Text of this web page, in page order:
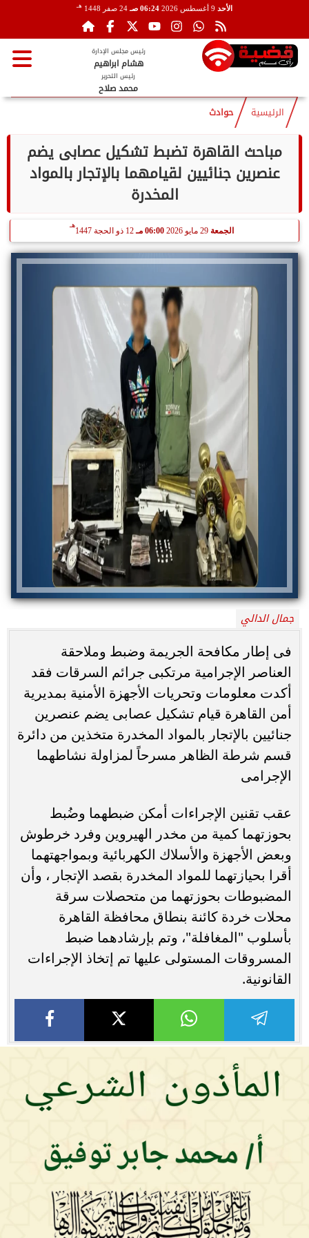
الأحد 06:24 صـ 24 صفر 1448 هـ
رئيس مجلس الإدارة
هشام ابراهيم
رئيس التحرير
محمد صلاح
الرئيسية حوادث
مباحث القاهرة تضبط تشكيل عصابى يضم
عنصرين جنائيين لقيامهما بالإتجار بالمواد
المخدرة
الجمعة 06:00 مـ 12 ذو الحجة 1447
هـ
جمال الدالي
فى إطار مكافحة الجريمة وضبط وملاحقة
العناصر الإجرامية مرتكبى جرائم السرقات فقد
أكدت معلومات وتحريات الأجهزة الأمنية بمديرية
أمن القاهرة قيام تشكيل عصابى يضم عنصرين
جنائيين بالإتجار بالمواد المخدرة متخذين من دائرة
قسم شرطة الظاهر مسرحاً لمزاولة نشاطهما
الإجرامى
عقب تقنين الإجراءات أمكن ضبطهما وضُبط
بحوزتهما كمية من مخدر الهيروين وفرد خرطوش
وبعض الأجهزة والأسلاك الكهربائية وبمواجهتهما
أقرا بحيازتهما للمواد المخدرة بقصد الإتجار ، وأن
المضبوطات بحوزتهما من متحصلات سرقة
محلات خردة كائنة بنطاق محافظة القاهرة
بأسلوب "المغافلة"، وتم بإرشادهما ضبط
المسروقات المستولى عليها تم إتخاذ الإجراءات
القانونية.